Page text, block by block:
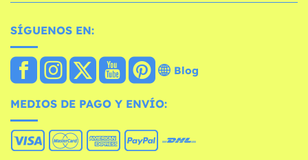
SÍGUENOS EN:
Blog
MEDIOS DE PAGO Y ENVÍO: